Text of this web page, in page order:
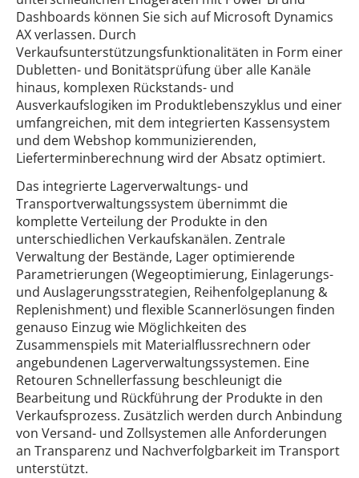
Dashboards können Sie sich auf Microsoft Dynamics
AX verlassen. Durch
Verkaufsunterstützungsfunktionalitäten in Form einer
Dubletten- und Bonitätsprüfung über alle Kanäle
hinaus, komplexen Rückstands- und
Ausverkaufslogiken im Produktlebenszyklus und einer
umfangreichen, mit dem integrierten Kassensystem
und dem Webshop kommunizierenden,
Lieferterminberechnung wird der Absatz optimiert.
Das integrierte Lagerverwaltungs- und
Transportverwaltungssystem übernimmt die
komplette Verteilung der Produkte in den
unterschiedlichen Verkaufskanälen. Zentrale
Verwaltung der Bestände, Lager optimierende
Parametrierungen (Wegeoptimierung, Einlagerungs-
und Auslagerungsstrategien, Reihenfolgeplanung &
Replenishment) und flexible Scannerlösungen finden
genauso Einzug wie Möglichkeiten des
Zusammenspiels mit Materialflussrechnern oder
angebundenen Lagerverwaltungssystemen. Eine
Retouren Schnellerfassung beschleunigt die
Bearbeitung und Rückführung der Produkte in den
Verkaufsprozess. Zusätzlich werden durch Anbindung
von Versand- und Zollsystemen alle Anforderungen
an Transparenz und Nachverfolgbarkeit im Transport
unterstützt.